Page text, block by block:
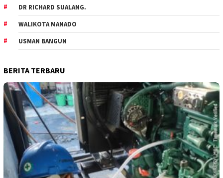
DR RICHARD SUALANG.
WALIKOTA MANADO
USMAN BANGUN
BERITA TERBARU